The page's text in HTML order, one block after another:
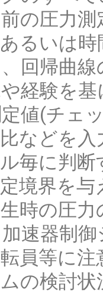
の圧力
るいは
回帰曲
経験を
値(チェ
などを
ル毎に判
境界を
時の圧
速器制
員等に
の検討